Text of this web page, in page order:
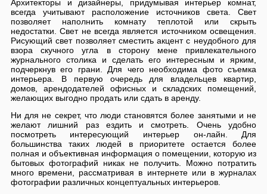
Архитекторы и дизайнеры, придумывая интерьер комнат,
всегда учитывают расположение источников света. Свет
позволяет наполнить комнату теплотой или скрыть
недостатки. Свет не всегда является источником освещения.
Рисующий свет позволяет сместить акцент с неудобного для
взора скучного угла в сторону мене привлекательного
журнального столика и сделать его интересным и ярким,
подчеркнув его грани. Для чего необходима фото съемка
интерьера. В первую очередь для владельцев квартир,
домов, арендодателей офисных и складских помещений,
желающих выгодно продать или сдать в аренду.
Ни для не секрет, что люди становятся более занятыми и не
желают лишний раз ездить и смотреть. Очень удобно
посмотреть интересующий интерьер он-лайн. Для
большинства таких людей в приоритете остается более
полная и объективная информация о помещении, которую из
бытовых фотографий никак не получить. Можно потратить
много времени, рассматривая в интернете или в журналах
фотографии различных концептуальных интерьеров.